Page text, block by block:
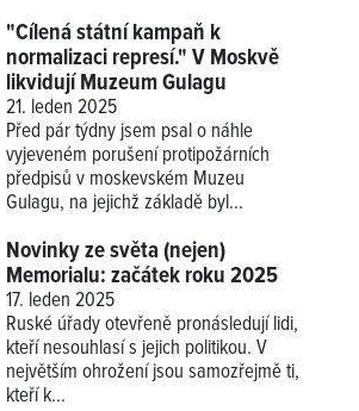
"Cílená státní kampaň k
normalizaci represí." V Moskvě
likvidují Muzeum Gulagu
21. leden 2025
Před pár týdny jsem psal o náhle
vyjeveném porušení protipožárních
předpisů v moskevském Muzeu
Gulagu, na jejichž základě byl...
Novinky ze světa (nejen)
Memorialu: začátek roku 2025
17. leden 2025
Ruské úřady otevřeně pronásledují lidi,
kteří nesouhlasí s jejich politikou. V
největším ohrožení jsou samozřejmě ti,
kteří k...